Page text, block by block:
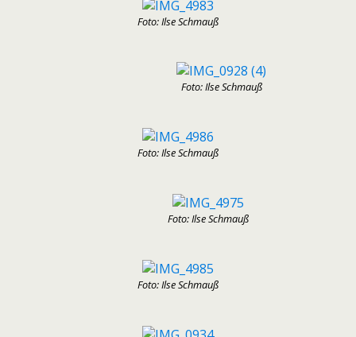
Foto: Ilse Schmauß
Foto: Ilse Schmauß
Foto: Ilse Schmauß
Foto: Ilse Schmauß
Foto: Ilse Schmauß